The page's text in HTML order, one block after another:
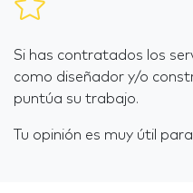
Si has contratados los
como diseñador y/o
puntúa su trabajo.
Tu opinión es muy útil